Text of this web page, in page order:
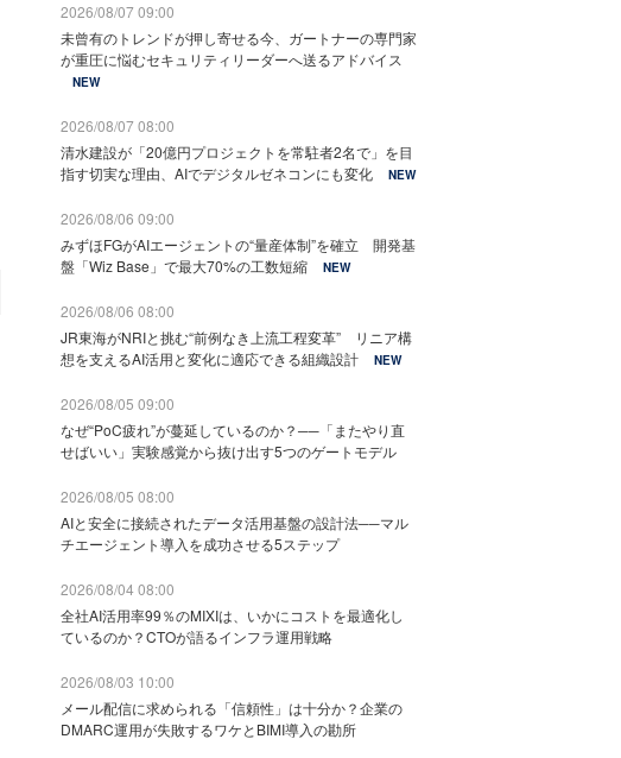
2026/08/07 09:00
未曾有のトレンドが押し寄せる今、ガートナーの専門家
が重圧に悩むセキュリティリーダーへ送るアドバイス
NEW
2026/08/07 08:00
清水建設が「20億円プロジェクトを常駐者2名で」を目
指す切実な理由、AIでデジタルゼネコンにも変化
NEW
2026/08/06 09:00
みずほFGがAIエージェントの“量産体制”を確立 開発基
盤「Wiz Base」で最大70%の工数短縮
NEW
2026/08/06 08:00
JR東海がNRIと挑む“前例なき上流工程変革” リニア構
想を支えるAI活用と変化に適応できる組織設計
NEW
2026/08/05 09:00
なぜ“PoC疲れ”が蔓延しているのか？──「またやり直
せばいい」実験感覚から抜け出す5つのゲートモデル
2026/08/05 08:00
AIと安全に接続されたデータ活用基盤の設計法──マル
チエージェント導入を成功させる5ステップ
2026/08/04 08:00
全社AI活用率99％のMIXIは、いかにコストを最適化し
ているのか？CTOが語るインフラ運用戦略
2026/08/03 10:00
メール配信に求められる「信頼性」は十分か？企業の
DMARC運用が失敗するワケとBIMI導入の勘所